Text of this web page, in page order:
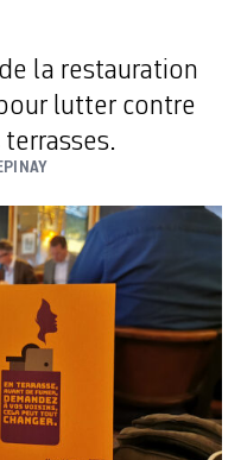
la restauration
lutter contre